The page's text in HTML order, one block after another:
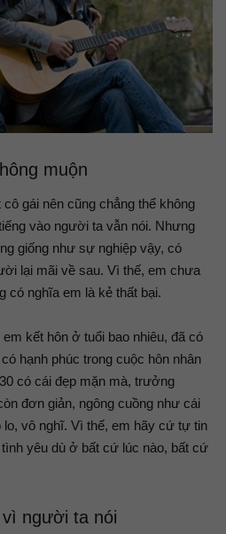
muộn
gái nên cũng chẳng thể không
vào người ta vẫn nói. Nhưng
giống như sự nghiệp vậy, có
lại mãi về sau. Vì thế, em chưa
có nghĩa em là kẻ thất bại.
kết hôn ở tuổi bao nhiêu, đã có
hạnh phúc trong cuộc hôn nhân
có cái đẹp mặn mà, trưởng
đơn giản, ngông cuồng như cái
vô nghĩ. Vì thế, em hãy cứ tự tin
yêu dù ở bất cứ lúc nào, bất cứ
người ta nói